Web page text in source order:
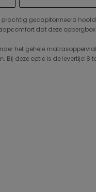
prachtig gecapitonneerd
dat deze
het gehele
deze optie is de levertijd 8